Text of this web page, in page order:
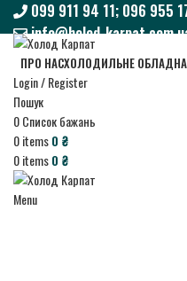
099 911 94 11; 096 955
info@holod-
099 911 94 11; 096 955 17 70
info@holod-karpat.com.ua
ПРО НАСХОЛОДИЛЬНЕ
Login / Register
Пошук
0Список бажань
0items0 ₴
0items0 ₴
Menu